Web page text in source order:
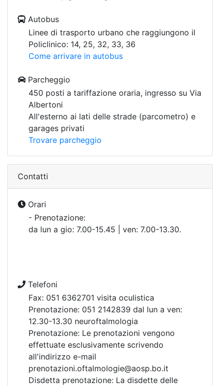
Autobus
Linee di trasporto urbano che raggiungono il
Policlinico: 14, 25, 32, 33, 36
Come arrivare in autobus
Parcheggio
450 posti a tariffazione oraria, ingresso su Via
Albertoni
All'esterno ai lati delle strade (parcometro) e
garages privati
Trovare parcheggio
Contatti
Orari
- Prenotazione:
da lun a gio: 7.00-15.45 | ven: 7.00-13.30.
Telefoni
Fax: 051 6362701 visita oculistica
Prenotazione: 051 2142839 dal lun a ven:
12.30-13.30 neuroftalmologia
Prenotazione: Le prenotazioni vengono
effettuate esclusivamente scrivendo
all'indirizzo e-mail
prenotazioni.oftalmologie@aosp.bo.it
Disdetta prenotazione: La disdette delle